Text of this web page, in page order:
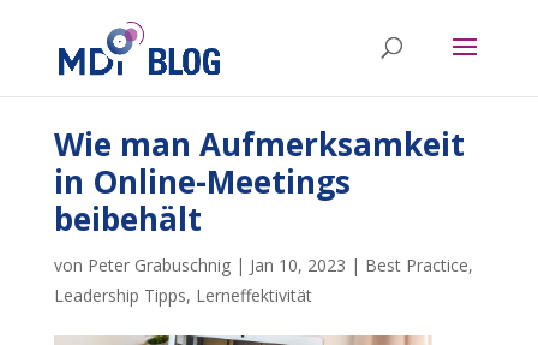
Wie man Aufmerksamkeit
in Online-Meetings
beibehält
von Peter Grabuschnig| Jan 10, 2023 | Best Practice,
Leadership Tipps, Lerneffektivität